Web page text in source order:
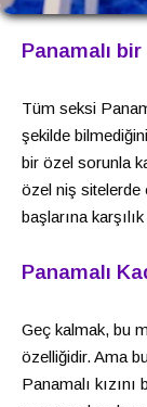
Panamalı
Tüm seksi
şekilde
bir özel sorunla
özel niş sitelerde
başlarına
Panamalı
Geç kalmak, bu
özelliğidir. Ama
Panamalı